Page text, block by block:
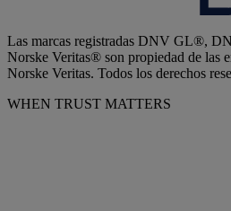
Las marcas registradas DNV GL®,
Norske Veritas® son propiedad de las
Norske Veritas. Todos los derechos
WHEN TRUST MATTERS